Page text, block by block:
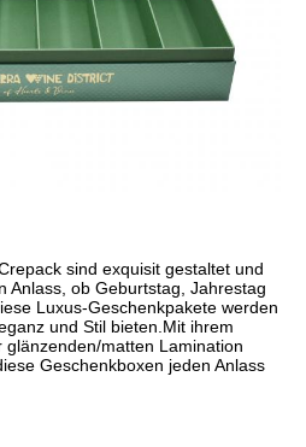
sind exquisit gestaltet und
Anlass, ob Geburtstag, Jahrestag
Luxus-Geschenkpakete werden
und Stil bieten.Mit ihrem
matten Lamination
Geschenkboxen jeden Anlass